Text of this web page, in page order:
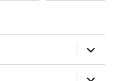
expandir
el
menú
inferior
expandir